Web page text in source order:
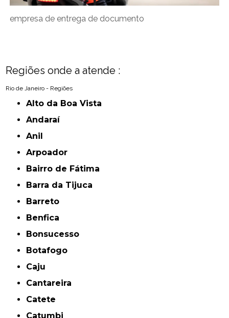
empresa de entrega de documento
Regiões onde a atende :
Rio de Janeiro - Regiões
Alto da Boa Vista
Andaraí
Anil
Arpoador
Bairro de Fátima
Barra da Tijuca
Barreto
Benfica
Bonsucesso
Botafogo
Caju
Cantareira
Catete
Catumbi